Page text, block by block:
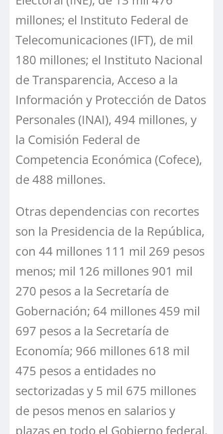
millones; el Instituto Federal de
Telecomunicaciones (IFT), de mil
180 millones; el Instituto Nacional
de Transparencia, Acceso a la
Información y Protección de Datos
Personales (INAI), 494 millones, y
la Comisión Federal de
Competencia Económica (Cofece),
de 488 millones.
Otras dependencias con recortes
son la Presidencia de la República,
con 44 millones 111 mil 269 pesos
menos; mil 126 millones 901 mil
270 pesos a la Secretaría de
Gobernación; 64 millones 459 mil
697 pesos a la Secretaría de
Economía; 966 millones 618 mil
475 pesos a entidades no
sectorizadas y 5 mil 675 millones
de pesos menos en salarios y
plazas en todo el Gobierno federal.